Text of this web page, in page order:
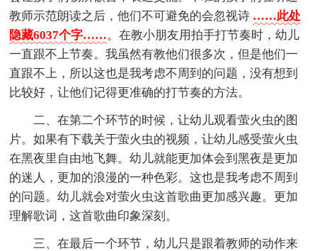
教师示范朗读之后，他们不可避免的会忽视诗 ……此处
隐藏6037个字……。在教小朋友用拍手打节奏时，幼儿
一直跟不上节奏。我虽然有教他们很多次，但是他们一
直跟不上，所以这也是我考虑不周到的问题，没有想到
比较好，让他们记得更准确的打节奏的方法。
二、在第二个环节的时候，让幼儿观看萤火虫的图
片。如果有下载关于萤火虫的视频，让幼儿感受萤火虫
在黑夜里自由地飞舞。幼儿就能更加体会到黑夜是更加
的迷人，更加的浪漫的一种色彩。这也是我考虑不周到
的问题。幼儿就会对萤火虫这首歌曲更加感兴趣。更加
理解歌词，这首歌曲印象深刻。
三、在最后一个环节，幼儿只是跟着教师的动作来